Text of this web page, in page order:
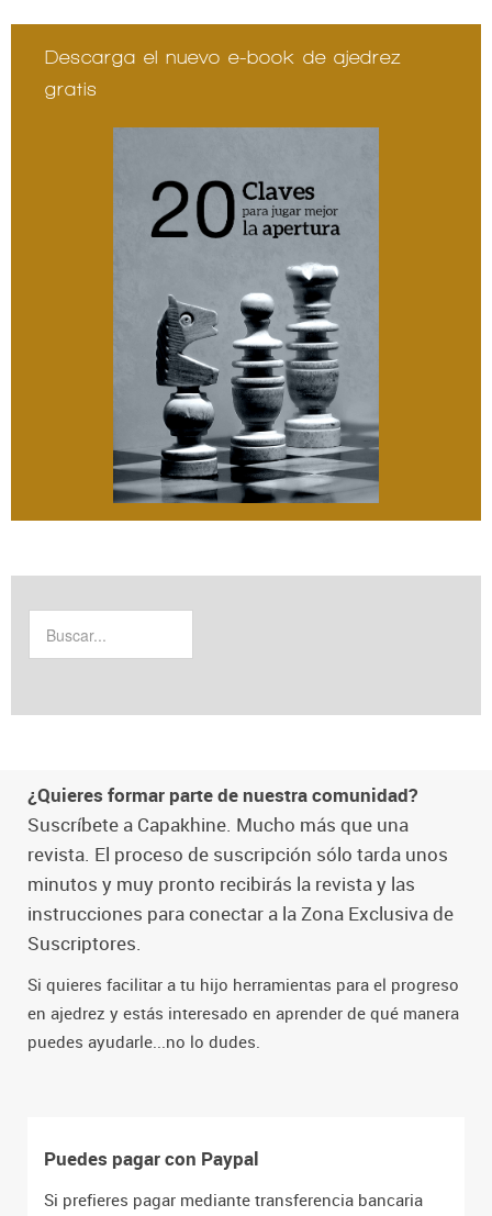
Descarga el nuevo e-book de ajedrez
gratis
¿Quieres formar parte de nuestra comunidad?
Suscríbete a Capakhine. Mucho más que una
revista. El proceso de suscripción sólo tarda unos
minutos y muy pronto recibirás la revista y las
instrucciones para conectar a la Zona Exclusiva de
Suscriptores.
Si quieres facilitar a tu hijo herramientas para el progreso
en ajedrez y estás interesado en aprender de qué manera
puedes ayudarle...no lo dudes.
Puedes pagar con Paypal
Si prefieres pagar mediante transferencia bancaria